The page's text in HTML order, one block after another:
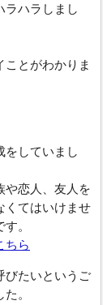
ラハラしまし
ことがわかりま
をしていまし
や恋人、友人を
くてはいけませ
。
ちら
びたいというご
。